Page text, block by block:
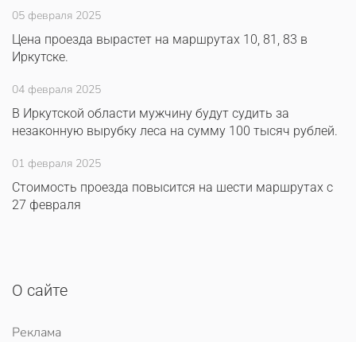
05 февраля 2025
Цена проезда вырастет на маршрутах 10, 81, 83 в
Иркутске.
04 февраля 2025
В Иркутской области мужчину будут судить за
незаконную вырубку леса на сумму 100 тысяч рублей.
01 февраля 2025
Стоимость проезда повысится на шести маршрутах с
27 февраля
О сайте
Реклама